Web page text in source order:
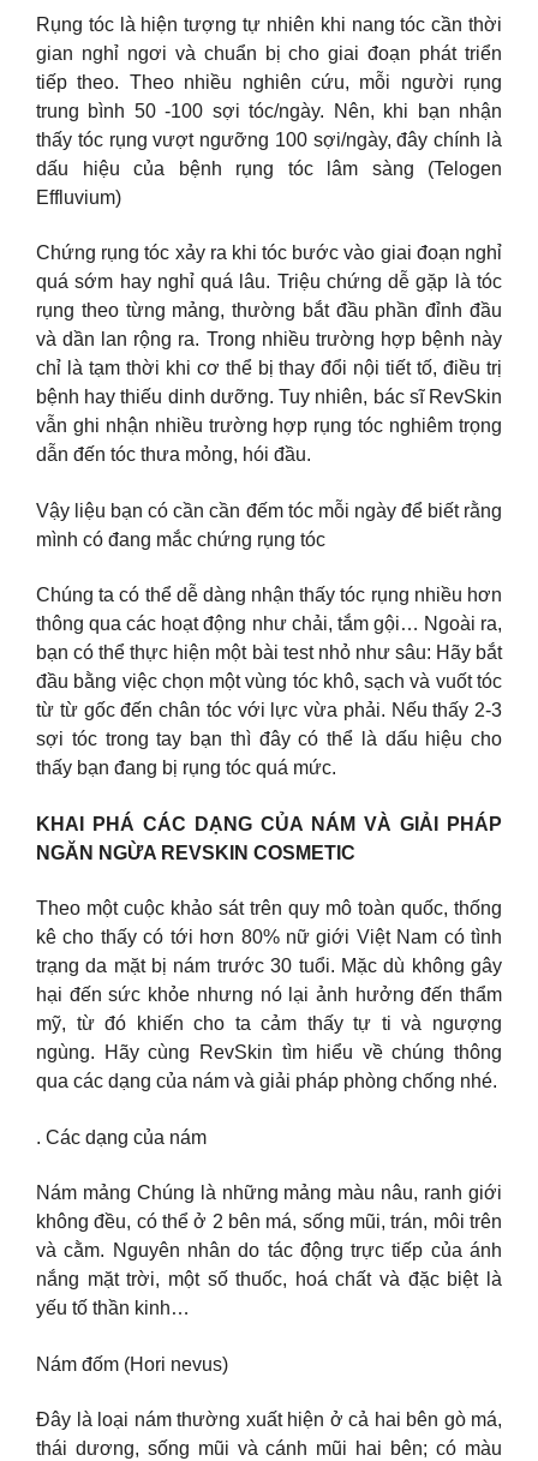
Rụng tóc là hiện tượng tự nhiên khi nang tóc cần thời
gian nghỉ ngơi và chuẩn bị cho giai đoạn phát triển
tiếp theo. Theo nhiều nghiên cứu, mỗi người rụng
trung bình 50 -100 sợi tóc/ngày. Nên, khi bạn nhận
thấy tóc rụng vượt ngưỡng 100 sợi/ngày, đây chính là
dấu hiệu của bệnh rụng tóc lâm sàng (Telogen
Effluvium)
Chứng rụng tóc xảy ra khi tóc bước vào giai đoạn nghỉ
quá sớm hay nghỉ quá lâu. Triệu chứng dễ gặp là tóc
rụng theo từng mảng, thường bắt đầu phần đỉnh đầu
và dần lan rộng ra. Trong nhiều trường hợp bệnh này
chỉ là tạm thời khi cơ thể bị thay đổi nội tiết tố, điều trị
bệnh hay thiếu dinh dưỡng. Tuy nhiên, bác sĩ RevSkin
vẫn ghi nhận nhiều trường hợp rụng tóc nghiêm trọng
dẫn đến tóc thưa mỏng, hói đầu.
Vậy liệu bạn có cần cần đếm tóc mỗi ngày để biết rằng
mình có đang mắc chứng rụng tóc
Chúng ta có thể dễ dàng nhận thấy tóc rụng nhiều hơn
thông qua các hoạt động như chải, tắm gội… Ngoài ra,
bạn có thể thực hiện một bài test nhỏ như sâu: Hãy bắt
đầu bằng việc chọn một vùng tóc khô, sạch và vuốt tóc
từ từ gốc đến chân tóc với lực vừa phải. Nếu thấy 2-3
sợi tóc trong tay bạn thì đây có thể là dấu hiệu cho
thấy bạn đang bị rụng tóc quá mức.
KHAI PHÁ CÁC DẠNG CỦA NÁM VÀ GIẢI PHÁP
NGĂN NGỪA REVSKIN COSMETIC
Theo một cuộc khảo sát trên quy mô toàn quốc, thống
kê cho thấy có tới hơn 80% nữ giới Việt Nam có tình
trạng da mặt bị nám trước 30 tuổi. Mặc dù không gây
hại đến sức khỏe nhưng nó lại ảnh hưởng đến thẩm
mỹ, từ đó khiến cho ta cảm thấy tự ti và ngượng
ngùng. Hãy cùng RevSkin tìm hiểu về chúng thông
qua các dạng của nám và giải pháp phòng chống nhé.
. Các dạng của nám
Nám mảng Chúng là những mảng màu nâu, ranh giới
không đều, có thể ở 2 bên má, sống mũi, trán, môi trên
và cằm. Nguyên nhân do tác động trực tiếp của ánh
nắng mặt trời, một số thuốc, hoá chất và đặc biệt là
yếu tố thần kinh…
Nám đốm (Hori nevus)
Đây là loại nám thường xuất hiện ở cả hai bên gò má,
thái dương, sống mũi và cánh mũi hai bên; có màu